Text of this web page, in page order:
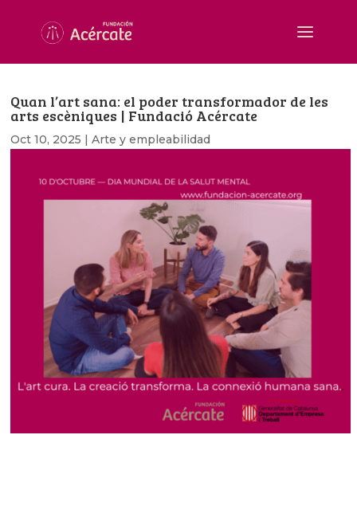
Quan l’art sana: el poder transformador de les
arts escèniques | Fundació Acércate
Oct 10, 2025 |Arte y empleabilidad